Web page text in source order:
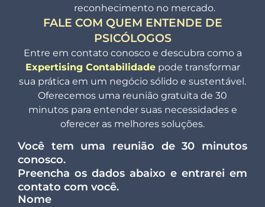
Você tem uma reunião de 30 minutos
conosco.
Preencha os dados abaixo e entrarei em
contato com você.
Nome
reconhecimento no mercado.
FALE COM QUEM ENTENDE DE
PSICÓLOGOS
Entre em contato conosco e descubra como a
Expertising Contabilidadepode transformar
sua prática em um negócio sólido e sustentável.
Oferecemos uma reunião gratuita de 30
minutos para entender suas necessidades e
oferecer as melhores soluções.